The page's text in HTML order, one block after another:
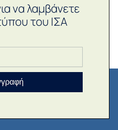
να λαμβάνετε
του ΙΣΑ